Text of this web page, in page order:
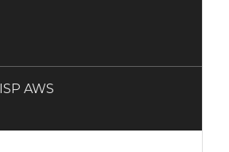
AWS